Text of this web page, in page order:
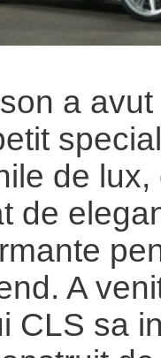
a
de
de
A
CLS sa